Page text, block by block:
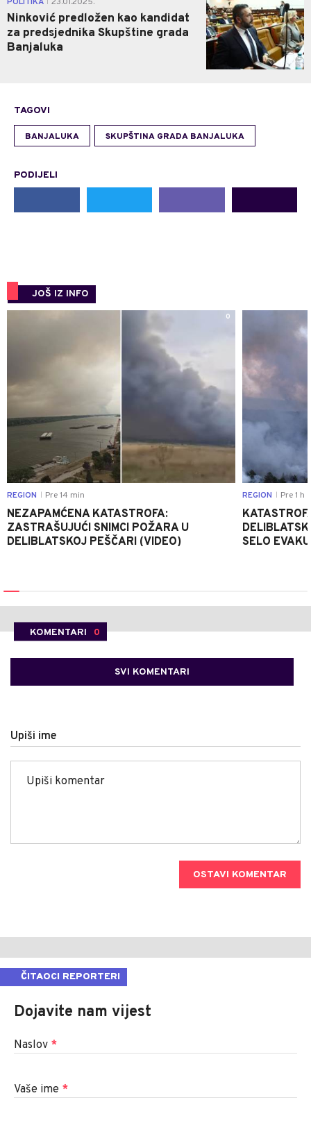
Ninković predložen kao kandidat
za predsjednika Skupštine grada
Banjaluka
TAGOVI
BANJALUKA SKUPŠTINA GRADA BANJALUKA
PODIJELI
JOŠ IZ INFO
0
REGION Pre 14 min
NEZAPAMĆENA KATASTROFA:
ZASTRAŠUJUĆI SNIMCI POŽARA U
DELIBLATSKOJ PEŠČARI (VIDEO)
REGION Pre 1 h
SELO
KOMENTARI 0
SVI KOMENTARI
Upiši ime
OSTAVI KOMENTAR
ČITAOCI REPORTERI
Dojavite nam vijest
Naslov *
Vaše ime *